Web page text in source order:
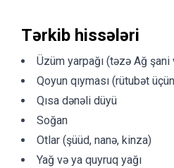
Tərkib hissələri
Üzüm yarpağı (təzə Ağ
Qoyun qıyması (rütubət
Qısa dənəli düyü
Soğan
Otlar (şüüd, nanə, kinza)
Yağ və ya quyruq yağı